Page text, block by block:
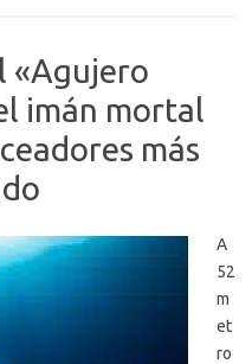
«Agujero
imán mortal
más
A
52
m
et
ro